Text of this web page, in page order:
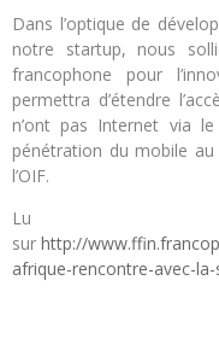
Dans l’optique de
notre startup, nous
francophone pour
permettra d’étendre
n’ont pas Internet via
pénétration du mobile
l’OIF.
Lu
sur http://
afrique-rencontre-avec-